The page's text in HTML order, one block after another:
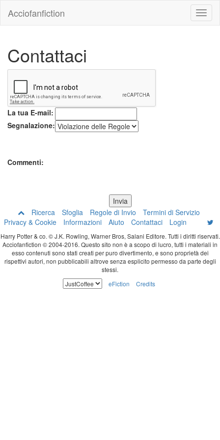
Acciofanfiction
Contattaci
La tua E-mail:
Segnalazione:
Commenti:
Ricerca Sfoglia Regole di Invio
Termini di Servizio
Privacy & Cookie
Informazioni Aiuto Contattaci Login
Harry Potter & co. © J.K. Rowling, Warner Bros, Salani Editore. Tutti i diritti riservati.
Acciofanfiction © 2004-2016. Questo sito non è a scopo di lucro, tutti i materiali in
esso contenuti sono stati creati per puro divertimento, e sono proprietà dei
rispettivi autori, non pubblicabili altrove senza esplicito permesso da parte degli
stessi.
eFiction
Credits